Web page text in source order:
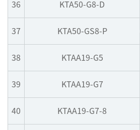
36 KTA50-G8-D
37 KTA50-GS8-P
38 KTAA19-G5
39 KTAA19-G7
40 KTAA19-G7-8